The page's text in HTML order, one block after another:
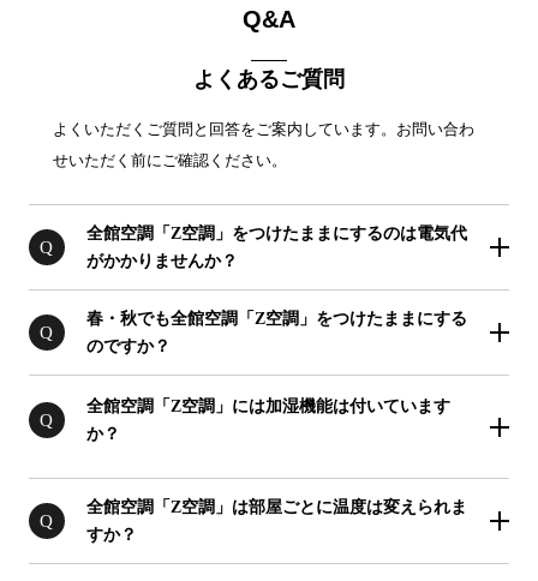
Q&A
よくあるご質問
よくいただくご質問と回答をご案内しています。お問い合わ
せいただく前にご確認ください。
Q
全館空調「Z空調」をつけたままにするのは電気代
がかかりませんか？
Q
春・秋でも全館空調「Z空調」をつけたままにする
のですか？
Q
全館空調「Z空調」には加湿機能は付いています
か？
Q
全館空調「Z空調」は部屋ごとに温度は変えられま
すか？